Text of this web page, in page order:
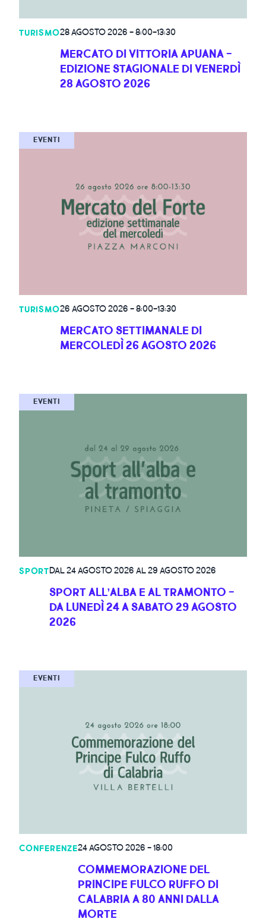
TURISMO28 AGOSTO 2026 -8:00-13:30
MERCATO DI VITTORIA APUANA -
EDIZIONE STAGIONALE DI VENERDÌ
28 AGOSTO 2026
EVENTI
TURISMO26 AGOSTO 2026 -8:00-13:30
MERCATO SETTIMANALE DI
MERCOLEDÌ 26 AGOSTO 2026
EVENTI
SPORTDAL 24 AGOSTO 2026 AL 29 AGOSTO 2026
SPORT ALL’ALBA E AL TRAMONTO -
DA LUNEDÌ 24 A SABATO 29 AGOSTO
2026
EVENTI
CONFERENZE24 AGOSTO 2026 -18:00
COMMEMORAZIONE DEL
PRINCIPE FULCO RUFFO DI
CALABRIA A 80 ANNI DALLA
MORTE